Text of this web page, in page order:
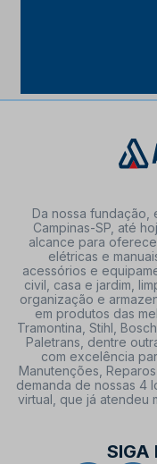
Da nossa fundação,
Campinas-SP, até
alcance para
elétricas e
acessórios e
civil, casa e jardim,
organização e
em produtos das
Tramontina, Stihl,
Paletrans, dentre
com excelência
Manutenções,
demanda de nossas 4
virtual, que já atendeu
SIGA